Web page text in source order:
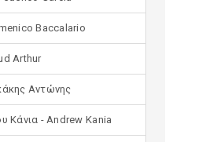
Baccalario
Arthur
Αντώνης
Κάνια - Andrew Kania